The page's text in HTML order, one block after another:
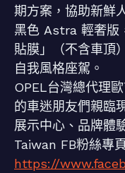
期方案，協助新鮮
黑色 Astra 輕奢版
貼膜」（不含車頂
自我風格座駕。
OPEL台灣總代理
的車迷朋友們親臨
展示中心、品牌體
Taiwan FB粉絲專
https://